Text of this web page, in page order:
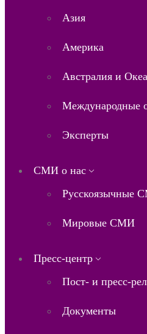
Азия
Америка
Австралия и
Международные
Эксперты
СМИ о нас
Русскоязычные
Мировые СМИ
Пресс-центр
Пост- и пресс-
Документы